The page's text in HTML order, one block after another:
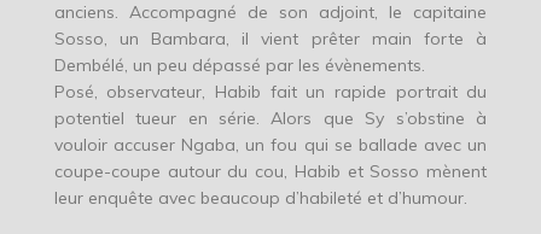
anciens. Accompagné de son adjoint, le capitaine
Sosso, un Bambara, il vient prêter main forte à
Dembélé, un peu dépassé par les évènements.
Posé, observateur, Habib fait un rapide portrait du
potentiel tueur en série. Alors que Sy s’obstine à
vouloir accuser Ngaba, un fou qui se ballade avec un
coupe-coupe autour du cou, Habib et Sosso mènent
leur enquête avec beaucoup d’habileté et d’humour.